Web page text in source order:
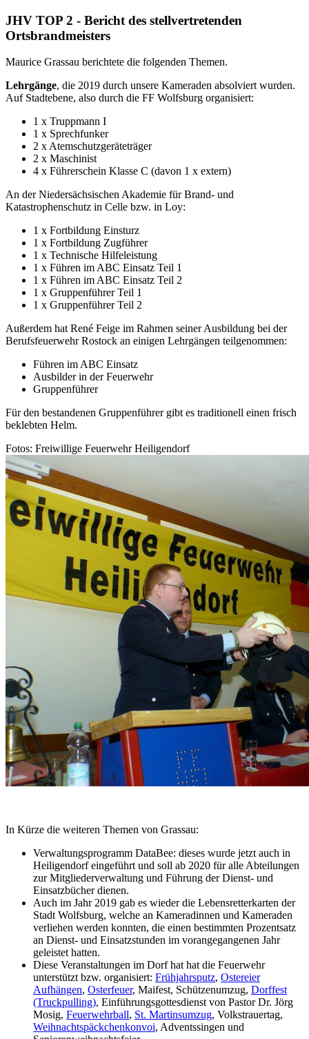
JHV TOP 2 - Bericht des stellvertretenden
Ortsbrandmeisters
Maurice Grassau berichtete die folgenden Themen.
Lehrgänge, die 2019 durch unsere Kameraden absolviert wurden.
Auf Stadtebene, also durch die FF Wolfsburg organisiert:
1 x Truppmann I
1 x Sprechfunker
2 x Atemschutzgeräteträger
2 x Maschinist
4 x Führerschein Klasse C (davon 1 x extern)
An der Niedersächsischen Akademie für Brand- und
Katastrophenschutz in Celle bzw. in Loy:
1 x Fortbildung Einsturz
1 x Fortbildung Zugführer
1 x Technische Hilfeleistung
1 x Führen im ABC Einsatz Teil 1
1 x Führen im ABC Einsatz Teil 2
1 x Gruppenführer Teil 1
1 x Gruppenführer Teil 2
Außerdem hat René Feige im Rahmen seiner Ausbildung bei der
Berufsfeuerwehr Rostock an einigen Lehrgängen teilgenommen:
Führen im ABC Einsatz
Ausbilder in der Feuerwehr
Gruppenführer
Für den bestandenen Gruppenführer gibt es traditionell einen frisch
beklebten Helm.
Fotos: Freiwillige Feuerwehr Heiligendorf
In Kürze die weiteren Themen von Grassau:
Verwaltungsprogramm DataBee: dieses wurde jetzt auch in
Heiligendorf eingeführt und soll ab 2020 für alle Abteilungen
zur Mitgliederverwaltung und Führung der Dienst- und
Einsatzbücher dienen.
Auch im Jahr 2019 gab es wieder die Lebensretterkarten der
Stadt Wolfsburg, welche an Kameradinnen und Kameraden
verliehen werden konnten, die einen bestimmten Prozentsatz
an Dienst- und Einsatzstunden im vorangegangenen Jahr
geleistet hatten.
Diese Veranstaltungen im Dorf hat hat die Feuerwehr
unterstützt bzw. organisiert: Frühjahrsputz, Ostereier
Aufhängen, Osterfeuer, Maifest, Schützenumzug, Dorffest
(Truckpulling), Einführungsgottesdienst von Pastor Dr. Jörg
Mosig, Feuerwehrball, St. Martinsumzug, Volkstrauertag,
Weihnachtspäckchenkonvoi, Adventssingen und